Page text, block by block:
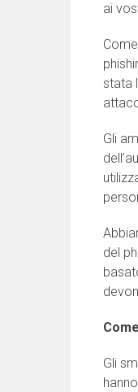
ai
stata
Gli
del
Gli